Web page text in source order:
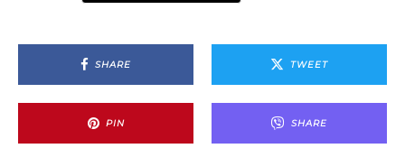
SHARE TWEET
PIN SHARE